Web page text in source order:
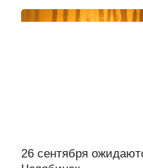
26 сентября